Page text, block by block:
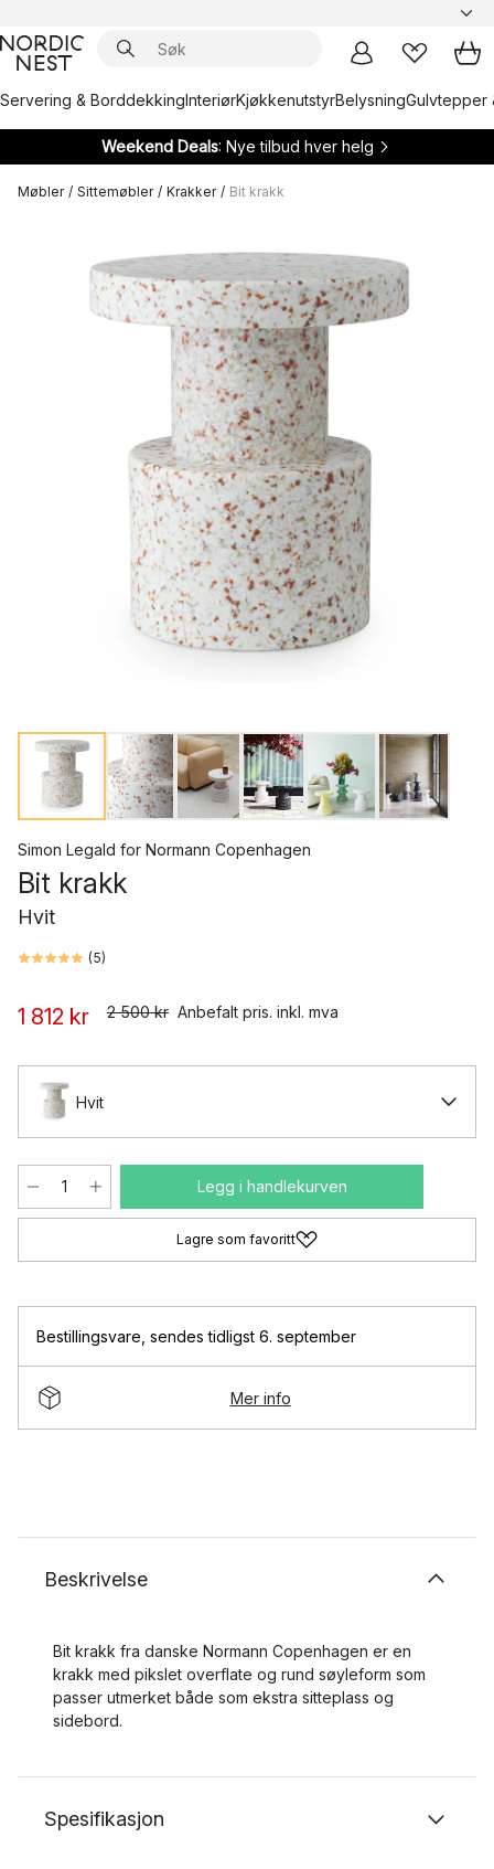
Servering & BorddekkingInteriørKjøkkenutstyrBelysningGulvtepper
Weekend Deals: Nye tilbud hver helg
Møbler / Sittemøbler / Krakker / Bit krakk
Simon Legald for Normann Copenhagen
Bit krakk
Hvit
(5)
1 812 kr 2 500 kr Anbefalt pris. inkl. mva
Hvit
Legg i handlekurven
Lagre som favoritt
Bestillingsvare sendes tidligst 6. september
Mer info
Beskrivelse
Bit krakk fra danske Normann Copenhagen er en
krakk med pikslet overflate og rund søyleform som
passer utmerket både som ekstra sitteplass og
sidebord.
Spesifikasjon